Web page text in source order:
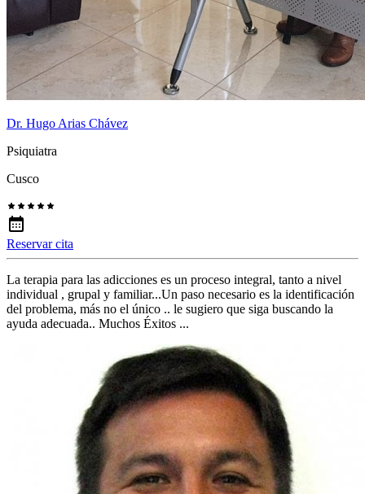
Dr. Hugo Arias Chávez
Psiquiatra
Cusco
Reservar cita
La terapia para las adicciones es un proceso integral, tanto a nivel
individual , grupal y familiar...Un paso necesario es la identificación
del problema, más no el único .. le sugiero que siga buscando la
ayuda adecuada.. Muchos Éxitos ...